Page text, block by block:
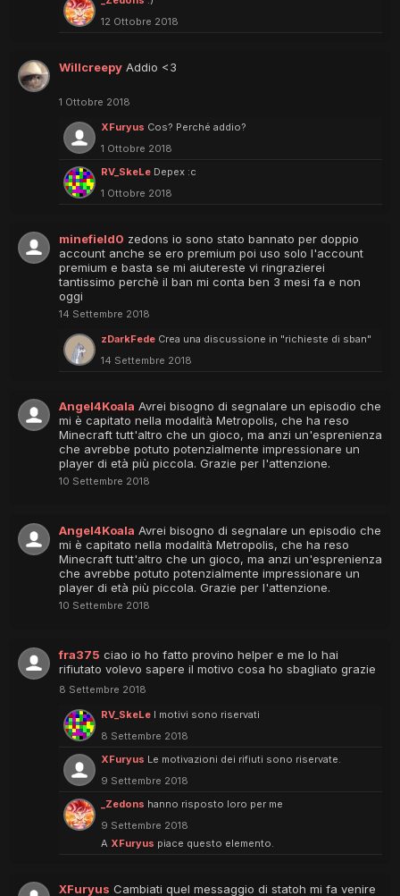
12 Ottobre 2018
Willcreepy Addio <3
1 Ottobre 2018
XFuryus Cos? Perché addio?
1 Ottobre 2018
RV_SkeLe Depex :c
1 Ottobre 2018
minefield0 zedons io sono stato bannato per doppio
account anche se ero premium poi uso solo l'account
premium e basta se mi aiutereste vi ringrazierei
tantissimo perchè il ban mi conta ben 3 mesi fa e non
oggi
14 Settembre 2018
zDarkFede Crea una discussione in "richieste di sban"
14 Settembre 2018
Angel4Koala Avrei bisogno di segnalare un episodio che
mi è capitato nella modalità Metropolis, che ha reso
Minecraft tutt'altro che un gioco, ma anzi un'esprenienza
che avrebbe potuto potenzialmente impressionare un
player di età più piccola. Grazie per l'attenzione.
10 Settembre 2018
Angel4Koala Avrei bisogno di segnalare un episodio che
mi è capitato nella modalità Metropolis, che ha reso
Minecraft tutt'altro che un gioco, ma anzi un'esprenienza
che avrebbe potuto potenzialmente impressionare un
player di età più piccola. Grazie per l'attenzione.
10 Settembre 2018
fra375 ciao io ho fatto provino helper e me lo hai
rifiutato volevo sapere il motivo cosa ho sbagliato grazie
8 Settembre 2018
RV_SkeLe I motivi sono riservati
8 Settembre 2018
XFuryus Le motivazioni dei rifiuti sono riservate.
9 Settembre 2018
_Zedons hanno risposto loro per me
9 Settembre 2018
A XFuryus piace questo elemento.
XFuryus Cambiati quel messaggio di statoh mi fa venire